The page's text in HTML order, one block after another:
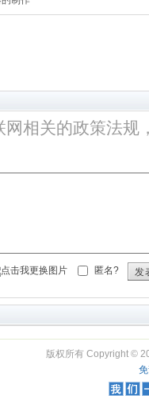
相关的政策法规
匿名? 发
版权所有 Copyright ©